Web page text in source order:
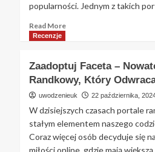
popularności. Jednym z takich
Read MoreRead
–
Czy
to
randkowy
wart
uwagi?
Szczegółowa
Recenzje
Zaadoptuj Faceta –
Randkowy, Który
uwodzenieuk 22 października,
W dzisiejszych czasach portale
stałym elementem naszego
Coraz więcej osób decyduje się
miłości online, gdzie mają